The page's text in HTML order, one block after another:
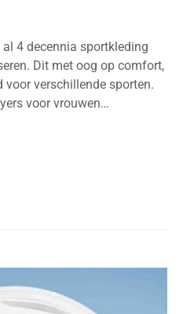
4 decennia sportkleding
Dit met oog op comfort,
verschillende sporten.
voor vrouwen…